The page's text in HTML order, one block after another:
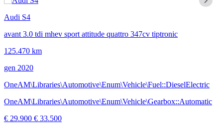
Audi S4
avant 3.0 tdi mhev sport attitude quattro 347cv tiptronic
125.470 km
gen 2020
OneAM\Libraries\Automotive\Enum\Vehicle\Fuel::DieselElectric
OneAM\Libraries\Automotive\Enum\Vehicle\Gearbox::Automatic
€ 29.900 € 33.500